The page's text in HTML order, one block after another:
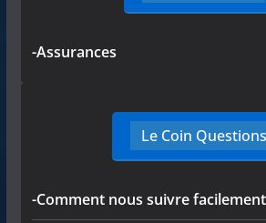
-Assurances
Le Coin Questions
-Comment nous suivre